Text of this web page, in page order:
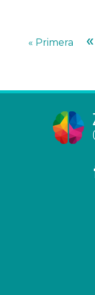
« Primera «